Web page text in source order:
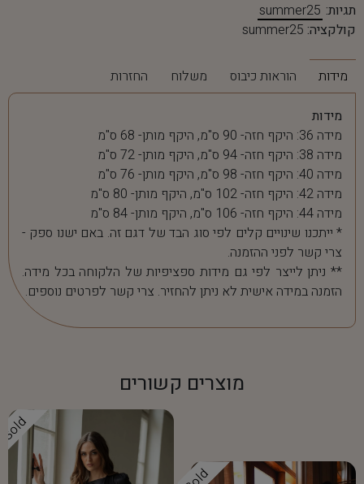
תגיות: summer25
קולקציה: summer25
מידות הוראות כיבוס משלוח החזרות
מידות
מידה 36: היקף חזה- 90 ס"מ, היקף מותן- 68 ס"מ
מידה 38: היקף חזה- 94 ס"מ, היקף מותן- 72 ס"מ
מידה 40: היקף חזה- 98 ס"מ, היקף מותן- 76 ס"מ
מידה 42: היקף חזה- 102 ס"מ, היקף מותן- 80 ס"מ
מידה 44: היקף חזה- 106 ס"מ, היקף מותן- 84 ס"מ
* ייתכנו שינויים קלים לפי סוג הבד של דגם זה. באם ישנו ספק -
צרי קשר לפני ההזמנה.
** ניתן לייצר לפי גם מידות ספציפיות של הלקוחה בכל מידה.
הזמנה במידה אישית לא ניתן להחזיר. צרי קשר לפרטים נוספים.
מוצרים קשורים
Sold